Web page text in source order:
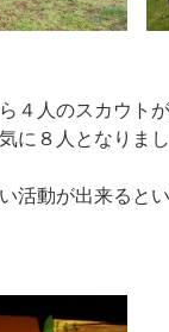
４人のスカウト
に８人となりまし
活動が出来るとい